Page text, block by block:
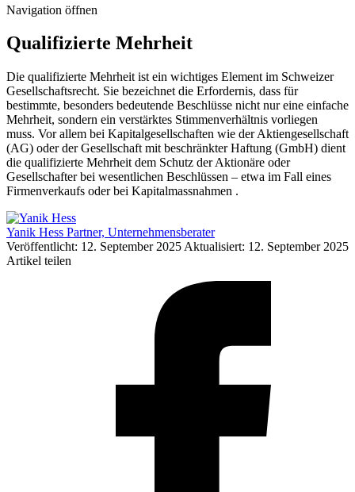
Navigation öffnen
Qualifizierte Mehrheit
Die qualifizierte Mehrheit ist ein wichtiges Element im Schweizer
Gesellschaftsrecht. Sie bezeichnet die Erfordernis, dass für
bestimmte, besonders bedeutende Beschlüsse nicht nur eine einfache
Mehrheit, sondern ein verstärktes Stimmenverhältnis vorliegen
muss. Vor allem bei Kapitalgesellschaften wie der Aktiengesellschaft
(AG) oder der Gesellschaft mit beschränkter Haftung (GmbH) dient
die qualifizierte Mehrheit dem Schutz der Aktionäre oder
Gesellschafter bei wesentlichen Beschlüssen – etwa im Fall eines
Firmenverkaufs oder bei Kapitalmassnahmen .
Yanik Hess Partner, Unternehmensberater
Veröffentlicht: 12. September 2025 Aktualisiert: 12. September 2025
Artikel teilen